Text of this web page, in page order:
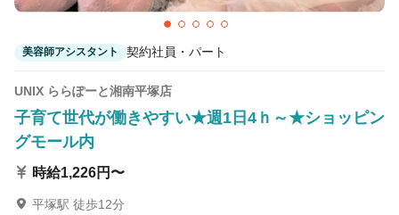
美容師アシスタント 契約社員・パート
UNIX ららぽーと湘南平塚店
子育て世代が働きやすい★週1日4ｈ～★ショッピン
グモール内
時給1,226円〜
平塚駅 徒歩12分